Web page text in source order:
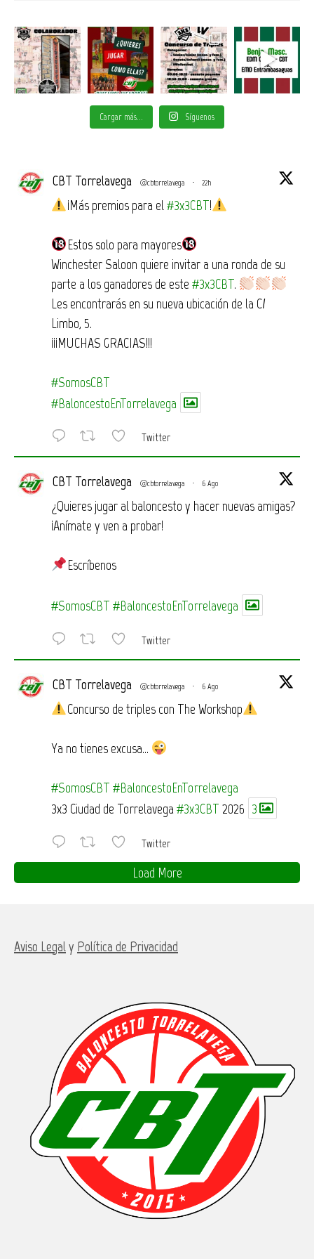
Cargar más... Síguenos
CBT Torrelavega @cbtorrelavega · 22h
¡Más premios para el #3x3CBT!
Estos solo para mayores
Winchester Saloon quiere invitar a una ronda de su
parte a los ganadores de este #3x3CBT.
Les encontrarás en su nueva ubicación de la C/
Limbo, 5.
¡¡¡MUCHAS GRACIAS!!!
#SomosCBT
#BaloncestoEnTorrelavega
Twitter
CBT Torrelavega @cbtorrelavega · 6 Ago
¿Quieres jugar al baloncesto y hacer nuevas amigas?
¡Anímate y ven a probar!
Escríbenos
#SomosCBT #BaloncestoEnTorrelavega
Twitter
CBT Torrelavega @cbtorrelavega · 6 Ago
Concurso de triples con The Workshop
Ya no tienes excusa…
#SomosCBT #BaloncestoEnTorrelavega
3x3 Ciudad de Torrelavega#3x3CBT 2026 3
Twitter
Load More
Aviso Legaly Política de Privacidad